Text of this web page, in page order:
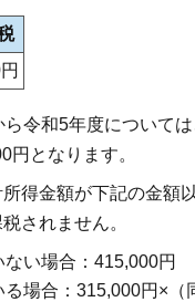
令和5年度について
円となります。
得金額が下記の金額
されません。
い場合：415,000円
場合：315,000円×（